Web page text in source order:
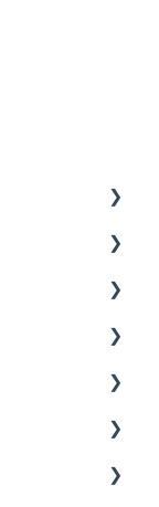
ついて
て
定
定